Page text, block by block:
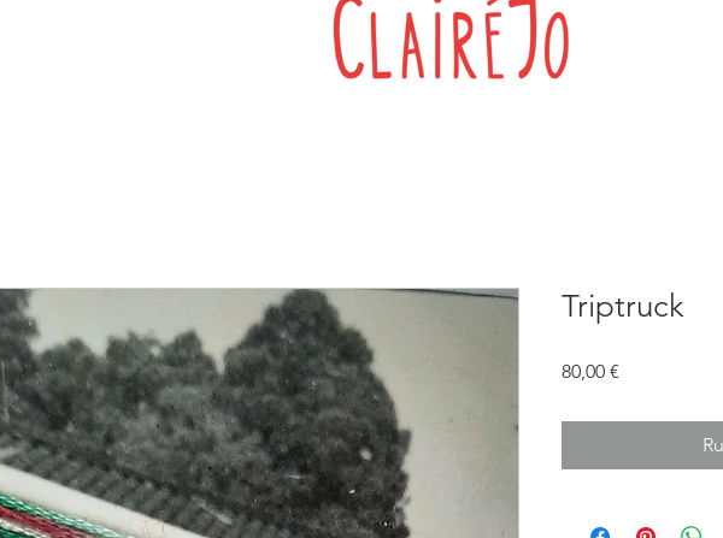
Triptruck
80,00 €